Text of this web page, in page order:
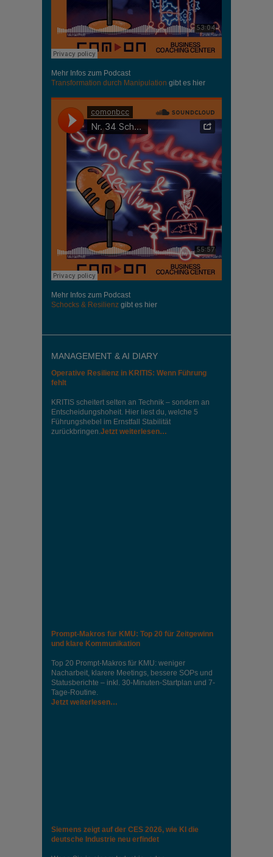
Mehr Infos zum Podcast
Transformation durch Manipulation gibt es hier
Mehr Infos zum Podcast
Schocks & Resilienz gibt es hier
MANAGEMENT & AI DIARY
Operative Resilienz in KRITIS: Wenn Führung
fehlt
KRITIS scheitert selten an Technik – sondern an
Entscheidungshoheit. Hier liest du, welche 5
Führungshebel im Ernstfall Stabilität
zurückbringen.Jetzt weiterlesen…
Prompt-Makros für KMU: Top 20 für Zeitgewinn
und klare Kommunikation
Top 20 Prompt-Makros für KMU: weniger
Nacharbeit, klarere Meetings, bessere SOPs und
Statusberichte – inkl. 30-Minuten-Startplan und 7-
Tage-Routine.
Jetzt weiterlesen…
Siemens zeigt auf der CES 2026, wie KI die
deutsche Industrie neu erfindet